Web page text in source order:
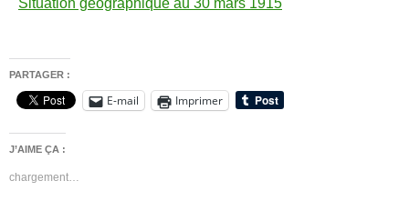
Situation géographique au 30 mars 1915
PARTAGER :
E-mail Imprimer
J’AIME ÇA :
chargement…